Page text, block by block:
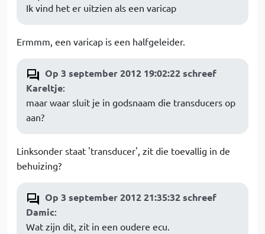
Ik vind het er uitzien als een varicap
Ermmm, een varicap is een halfgeleider.
Op 3 september 2012 19:02:22 schreef
Kareltje:
maar waar sluit je in godsnaam die transducers op
aan?
Linksonder staat 'transducer', zit die toevallig in de
behuizing?
Op 3 september 2012 21:35:32 schreef
Damic:
Wat zijn dit, zit in een oudere ecu.